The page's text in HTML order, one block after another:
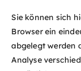
Sie können sich
Browser ein
abgelegt werden
Analyse